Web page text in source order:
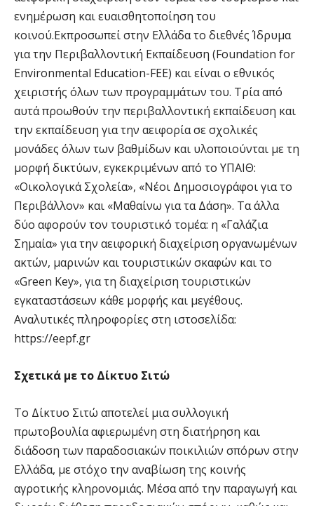
ενημέρωση και ευαισθητοποίηση του
κοινού.Εκπροσωπεί στην Ελλάδα το διεθνές Ίδρυμα
για την Περιβαλλοντική Εκπαίδευση (Foundation for
Environmental Education-FEE) και είναι ο εθνικός
χειριστής όλων των προγραμμάτων του. Τρία από
αυτά προωθούν την περιβαλλοντική εκπαίδευση και
την εκπαίδευση για την αειφορία σε σχολικές
μονάδες όλων των βαθμίδων και υλοποιούνται με τη
μορφή δικτύων, εγκεκριμένων από το ΥΠΑΙΘ:
«Οικολογικά Σχολεία», «Νέοι Δημοσιογράφοι για το
Περιβάλλον» και «Μαθαίνω για τα Δάση». Τα άλλα
δύο αφορούν τον τουριστικό τομέα: η «Γαλάζια
Σημαία» για την αειφορική διαχείριση οργανωμένων
ακτών, μαρινών και τουριστικών σκαφών και το
«Green Key», για τη διαχείριση τουριστικών
εγκαταστάσεων κάθε μορφής και μεγέθους.
Αναλυτικές πληροφορίες στη ιστοσελίδα:
https://eepf.gr
Σχετικά με το Δίκτυο Σιτώ
Το Δίκτυο Σιτώ αποτελεί μια συλλογική
πρωτοβουλία αφιερωμένη στη διατήρηση και
διάδοση των παραδοσιακών ποικιλιών σπόρων στην
Ελλάδα, με στόχο την αναβίωση της κοινής
αγροτικής κληρονομιάς. Μέσα από την παραγωγή και